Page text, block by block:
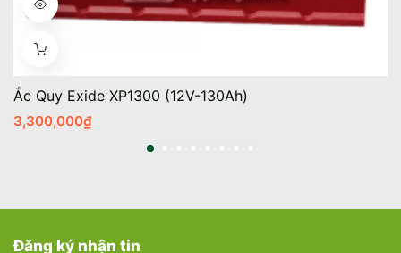
Ắc Quy Exide XP1300 (12V-130Ah)
3,300,000₫
Đăng ký nhận tin